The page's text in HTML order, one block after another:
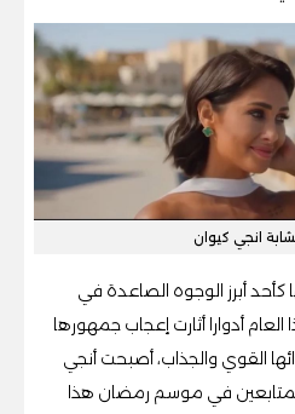
انجي كيوان
أبرز الوجوه الصاعدة في
أدوارا أثارت إعجاب جمهورها
القوي والجذاب، أصبحت أنجي
في موسم رمضان هذا